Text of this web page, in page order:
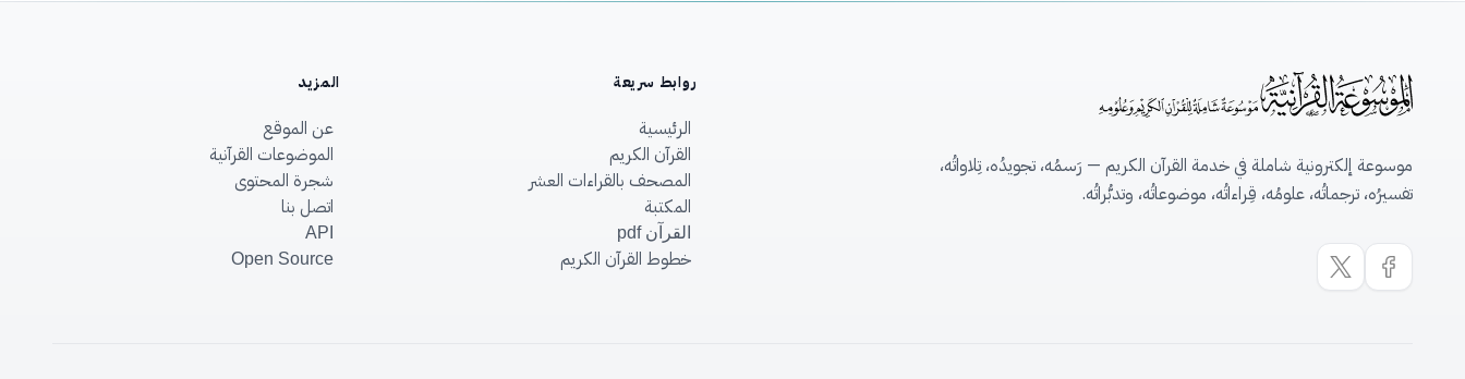
موسوعة إلكترونية شاملة في خدمة القرآن الكريم — رَسمُه، تجويدُه، تِلاواتُه،
تفسيرُه، ترجماتُه، علومُه، قِراءاتُه، موضوعاتُه، وتدبُّراتُه.
روابط سريعة
الرئيسية
القرآن الكريم
المصحف بالقراءات العشر
المكتبة
القرآن pdf
خطوط القرآن الكريم
المزيد
عن الموقع
الموضوعات القرآنية
شجرة المحتوى
اتصل بنا
API
Open Source